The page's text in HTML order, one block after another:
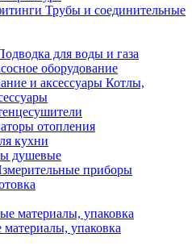
Трубы и соединительные
для воды и газа
оборудование
Котлы,
отопления
кухни
душевые
приборы
упаковка